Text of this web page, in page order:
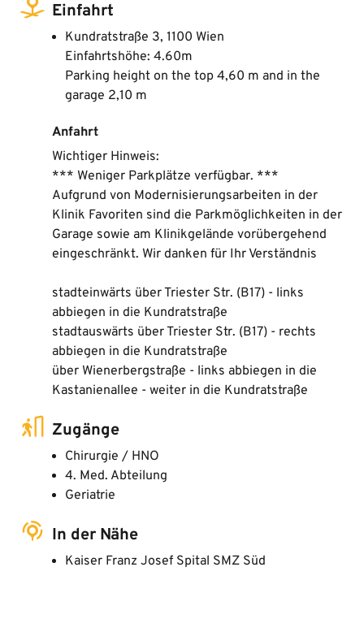
Einfahrt
Kundratstraße 3, 1100 Wien
Einfahrtshöhe: 4.60m
Parking height on the top 4,60 m and in the
garage 2,10 m
Anfahrt
Wichtiger Hinweis:
*** Weniger Parkplätze verfügbar. ***
Aufgrund von Modernisierungsarbeiten in der
Klinik Favoriten sind die Parkmöglichkeiten in der
Garage sowie am Klinikgelände vorübergehend
eingeschränkt. Wir danken für Ihr Verständnis
stadteinwärts über Triester Str. (B17) - links
abbiegen in die Kundratstraße
stadtauswärts über Triester Str. (B17) - rechts
abbiegen in die Kundratstraße
über Wienerbergstraße - links abbiegen in die
Kastanienallee - weiter in die Kundratstraße
Zugänge
Chirurgie / HNO
4. Med. Abteilung
Geriatrie
In der Nähe
Kaiser Franz Josef Spital SMZ Süd